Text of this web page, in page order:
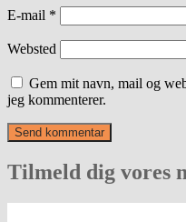
E-mail *
Websted
Gem mit navn, mail og
jeg kommenterer.
Tilmeld dig vores